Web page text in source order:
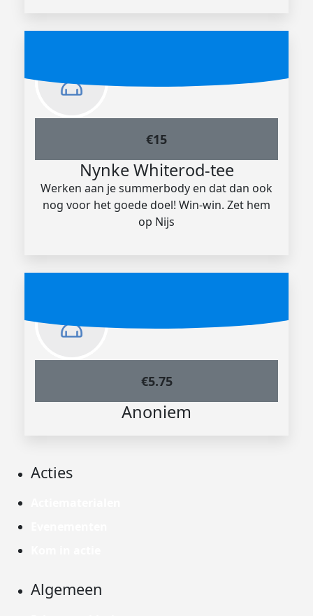
€15
Nynke Whiterod-tee
Werken aan je summerbody en dat dan ook
nog voor het goede doel! Win-win. Zet hem
op Nijs
€5.75
Anoniem
Acties
Algemeen